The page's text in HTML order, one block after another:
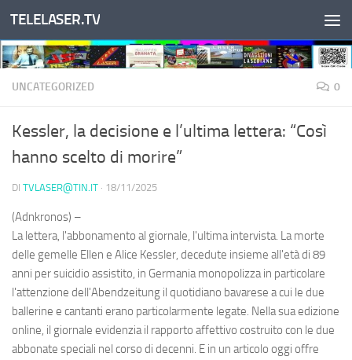
Salta al contenuto
TELELASER.TV
UNCATEGORIZED 0
Kessler, la decisione e l’ultima lettera: “Così
hanno scelto di morire”
DI TVLASER@TIN.IT · 18/11/2025
(Adnkronos) –
La lettera, l'abbonamento al giornale, l'ultima intervista. La morte
delle gemelle Ellen e Alice Kessler, decedute insieme all'età di 89
anni per suicidio assistito, in Germania monopolizza in particolare
l'attenzione dell'Abendzeitung il quotidiano bavarese a cui le due
ballerine e cantanti erano particolarmente legate. Nella sua edizione
online, il giornale evidenzia il rapporto affettivo costruito con le due
abbonate speciali nel corso di decenni. E in un articolo oggi offre